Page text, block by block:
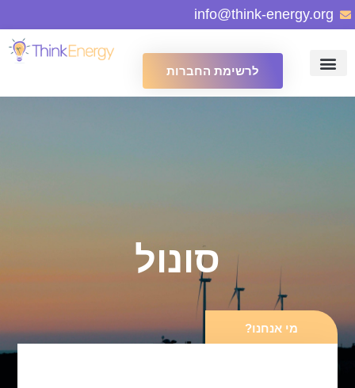
info@think-energy.org
לרשימת החברות
סונול
מי אנחנו?